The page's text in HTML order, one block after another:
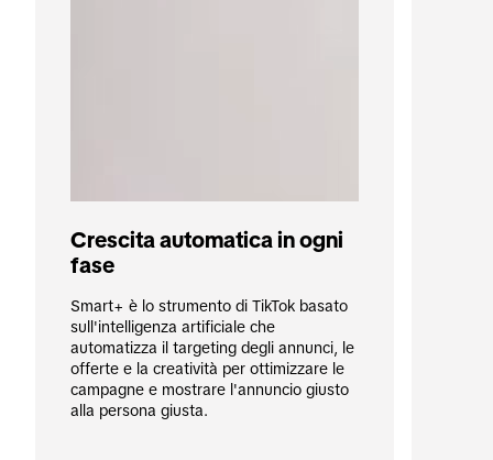
Crescita automatica in ogni
fase
Smart+ è lo strumento di TikTok basato
sull'intelligenza artificiale che
automatizza il targeting degli annunci, le
offerte e la creatività per ottimizzare le
campagne e mostrare l'annuncio giusto
alla persona giusta.